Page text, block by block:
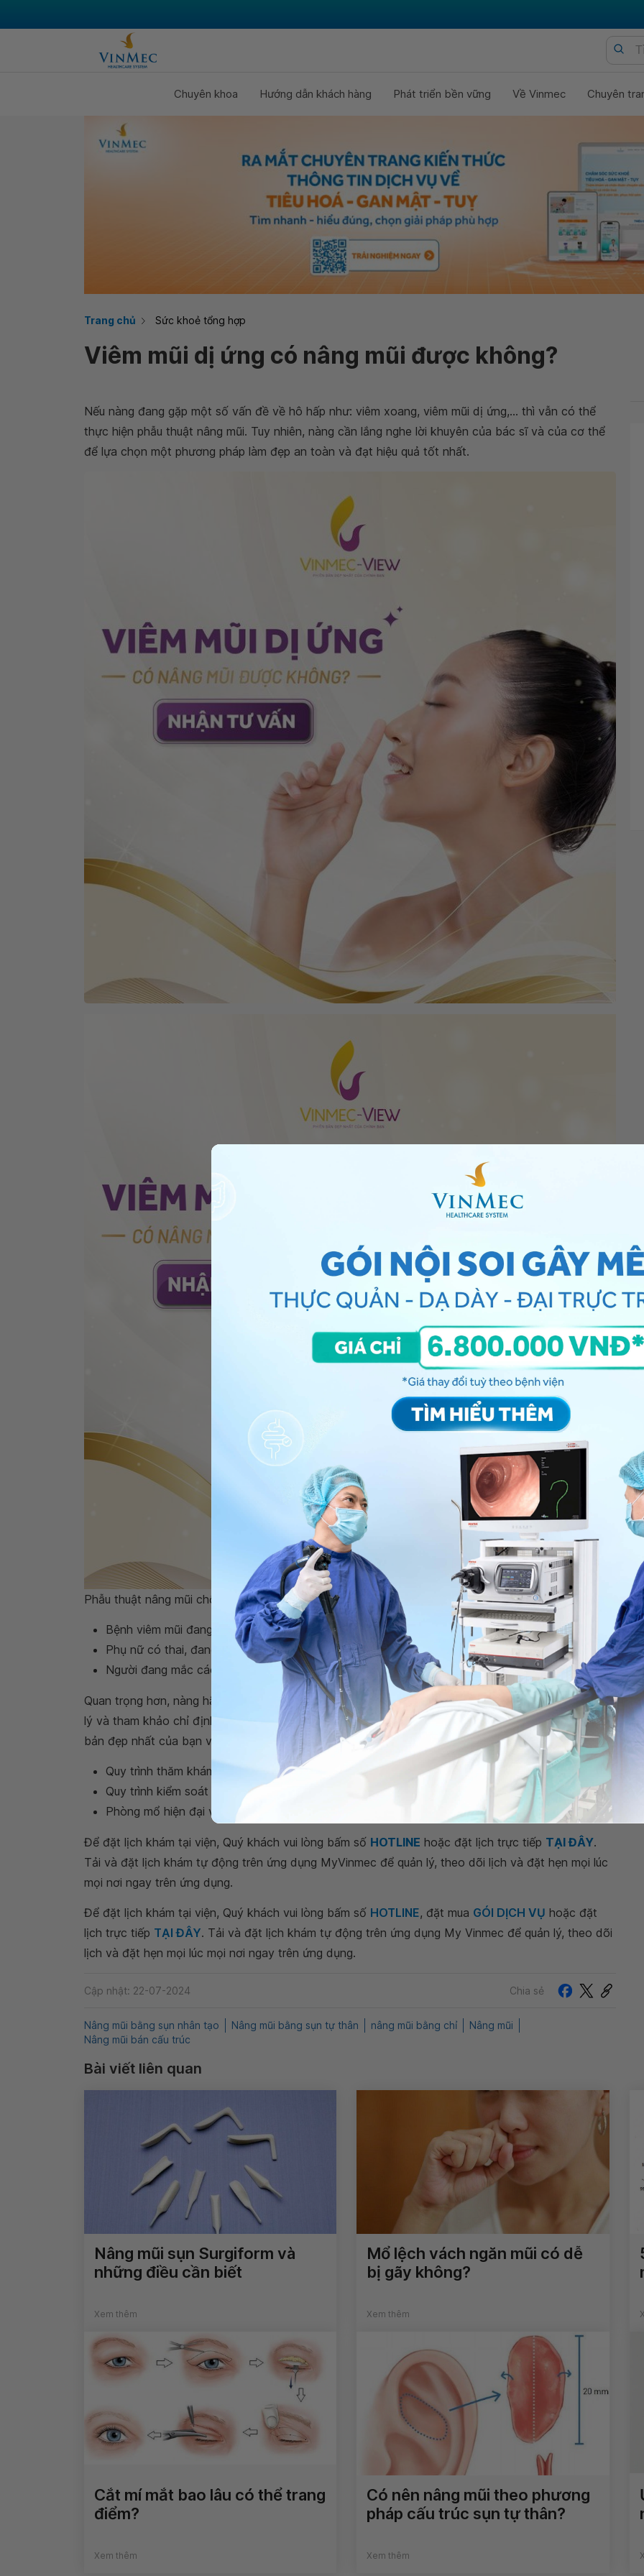
Chuyên khoa Hướng dẫn khách hàng Phát triển bền vững Về Vinmec Chuyên
Trang chủ Sức khoẻ tổng hợp
Viêm mũi dị ứng có nâng mũi được không?
Nếu nàng đang gặp một số vấn đề về hô hấp như: viêm xoang, viêm mũi dị ứng,... thì vẫn có thể
thực hiện phẫu thuật nâng mũi. Tuy nhiên, nàng cần lắng nghe lời khuyên của bác sĩ và của cơ thể
để lựa chọn một phương pháp làm đẹp an toàn và đạt hiệu quả tốt nhất.
Phẫu thuật nâng mũi chống chỉ định tuyệt đối với một số trường hợp liên quan đến sức khỏe như:
Bệnh viêm mũi đang diễn biến nặng và phức tạp như chảy máu mũi, mưng mủ,....;
Phụ nữ có thai, đang cho con bú;
Người đang mắc các bệnh về tim mạch, máu khó đông.
Quan trọng hơn, nàng hãy tìm kiếm những cơ sở y tế uy tín để thăm khám, đánh giá tình trạng bệnh
lý và tham khảo chỉ định từ bác sĩ thẩm mỹ. Tại Vinmec-View, chúng tôi tự tin sẽ mang lại phiên
bản đẹp nhất của bạn với:
Quy trình thăm khám và thực hiện nâng mũi bởi bác sĩ với hơn 15 năm kinh nghiệm;
Quy trình kiểm soát an toàn đạt tiêu chuẩn quốc tế JCI tại Vinmec;
Phòng mổ hiện đại với trang thiết bị được FDA Hoa Kỳ chứng nhận;
Để đặt lịch khám tại viện, Quý khách vui lòng bấm số HOTLINE hoặc đặt lịch trực tiếp TẠI ĐÂY.
Tải và đặt lịch khám tự động trên ứng dụng MyVinmec để quản lý, theo dõi lịch và đặt hẹn mọi lúc
mọi nơi ngay trên ứng dụng.
Để đặt lịch khám tại viện, Quý khách vui lòng bấm số HOTLINE, đặt mua GÓI DỊCH VỤ hoặc đặt
lịch trực tiếp TẠI ĐÂY. Tải và đặt lịch khám tự động trên ứng dụng My Vinmec để quản lý, theo dõi
lịch và đặt hẹn mọi lúc mọi nơi ngay trên ứng dụng.
Cập nhật: 22-07-2024 Chia sẻ
Nâng mũi bằng sụn nhân tạo Nâng mũi bằng sụn tự thân nâng mũi bằng chỉ
Nâng mũi
Nâng mũi bán cấu trúc
Bài viết liên quan
Nâng mũi sụn Surgiform và
những điều cần biết
Xem thêm
Mổ lệch vách ngăn mũi có dễ
bị gãy không?
Xem thêm
Cắt mí mắt bao lâu có thể trang
điểm?
Xem thêm
Có nên nâng mũi theo phương
pháp cấu trúc sụn tự thân?
Xem thêm